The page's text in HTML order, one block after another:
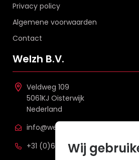
Privacy policy
Algemene voorwaarden
Contact
Welzh B.V.
Veldweg 109
5061KJ Oisterwijk
Nederland
info@welzh.nl
+31 (0)6 26 51 83 20
Wij